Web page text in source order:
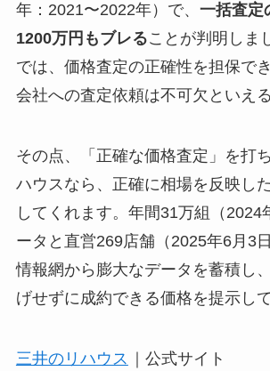
年：2021〜2022年）で、 一括査定
1200万円もブレることが判明しま
では、価格査定の正確性を担保で
会社への査定依頼は不可欠といえ
その点、「正確な価格査定」を打
ハウスなら、正確に相場を反映し
してくれます。年間31万組（2024
ータと直営269店舗（2025年6月3
情報網から膨大なデータを蓄積し
げせずに成約できる価格を提示し
三井のリハウス ｜公式サイト